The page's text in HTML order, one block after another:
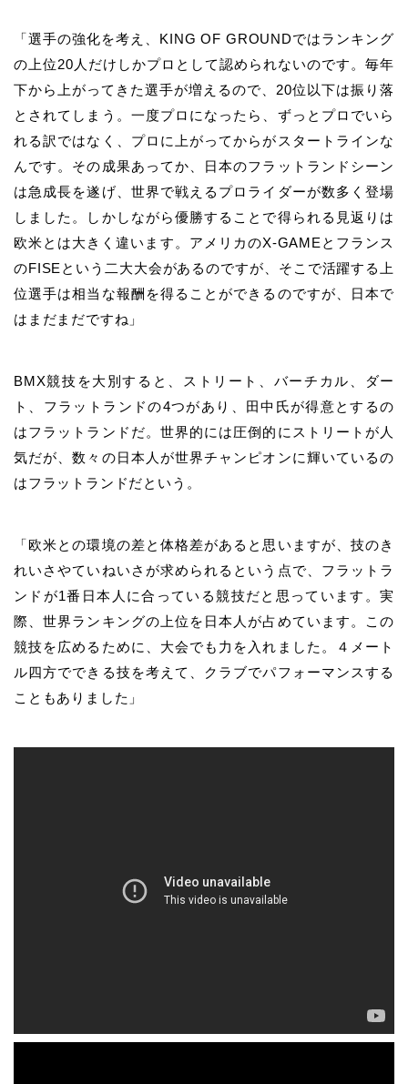
「選手の強化を考え、KING OF GROUNDではランキング
の上位20人だけしかプロとして認められないのです。毎年
下から上がってきた選手が増えるので、20位以下は振り落
とされてしまう。一度プロになったら、ずっとプロでいら
れる訳ではなく、プロに上がってからがスタートラインな
んです。 その成果あってか、日本のフラットランドシーン
は急成長を遂げ、世界で戦えるプロライダーが数多く登場
しました。しかしながら優勝することで得られる見返りは
欧米とは大きく違います。 アメリカのX-GAMEとフランス
のFISEという二大大会があるのですが、そこで活躍する上
位選手は相当な報酬を得ることができるのですが、日本で
はまだまだですね」
BMX競技を大別すると、ストリート、バーチカル、ダー
ト、フラットランドの4つがあり、田中氏が得意とするの
はフラットランドだ。 世界的には圧倒的にストリートが人
気だが、数々の日本人が世界チャンピオンに輝いているの
はフラットランドだという。
「欧米との環境の差と体格差があると思いますが、技のき
れいさやていねいさが求められるという点で、フラットラ
ンドが1番日本人に合っている競技だと思っています。実
際、世界ランキングの上位を日本人が占めています。この
競技を広めるために、大会でも力を入れました。４メート
ル四方でできる技を考えて、クラブでパフォーマンスする
こともありました」